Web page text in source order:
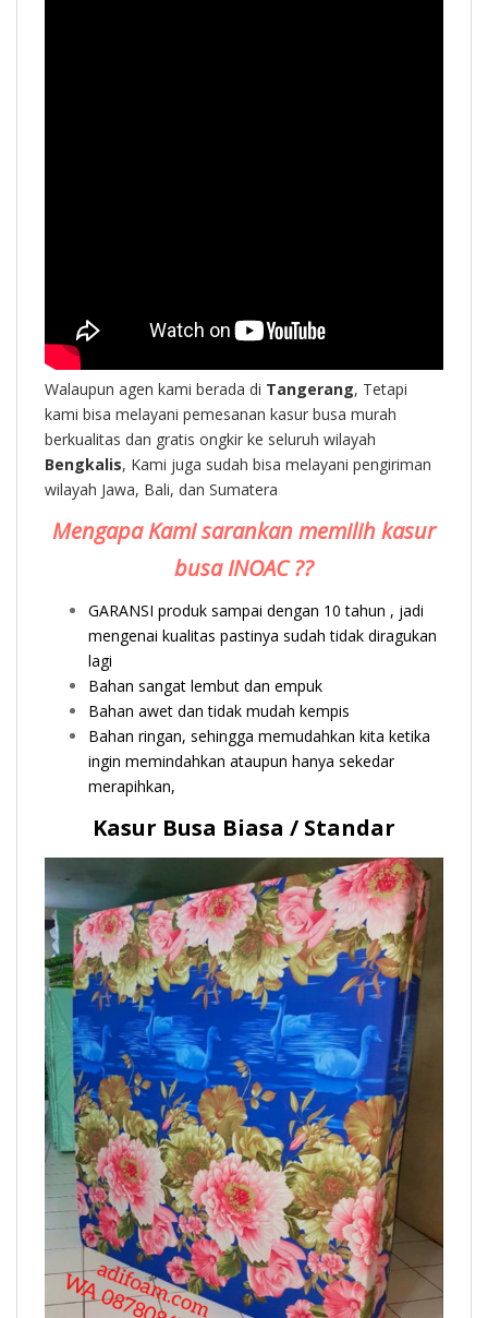
Walaupun agen kami berada di Tangerang, Tetapi
kami bisa melayani pemesanan kasur busa murah
berkualitas dan gratis ongkir ke seluruh wilayah
Bengkalis, Kami juga sudah bisa melayani pengiriman
wilayah Jawa, Bali, dan Sumatera
Mengapa Kami sarankan memilih kasur
busa INOAC ??
GARANSI produk sampai dengan 10 tahun , jadi
mengenai kualitas pastinya sudah tidak diragukan
lagi
Bahan sangat lembut dan empuk
Bahan awet dan tidak mudah kempis
Bahan ringan, sehingga memudahkan kita ketika
ingin memindahkan ataupun hanya sekedar
merapihkan,
Kasur Busa Biasa / Standar